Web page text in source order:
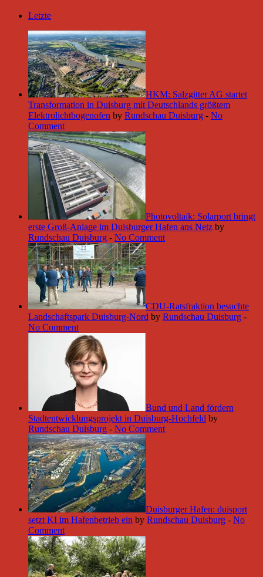
Letzte
HKM: Salzgitter AG startet
Transformation in Duisburg mit Deutschlands größtem
Elektrolichtbogenofen by Rundschau Duisburg - No
Comment
Photovoltaik: Solarport bringt
erste Groß-Anlage im Duisburger Hafen ans Netz by
Rundschau Duisburg - No Comment
CDU-Ratsfraktion besuchte
Landschaftspark Duisburg-Nord by Rundschau Duisburg -
No Comment
Bund und Land fördern
Stadtentwicklungsprojekt in Duisburg-Hochfeld by
Rundschau Duisburg - No Comment
Duisburger Hafen: duisport
setzt KI im Hafenbetrieb ein by Rundschau Duisburg - No
Comment